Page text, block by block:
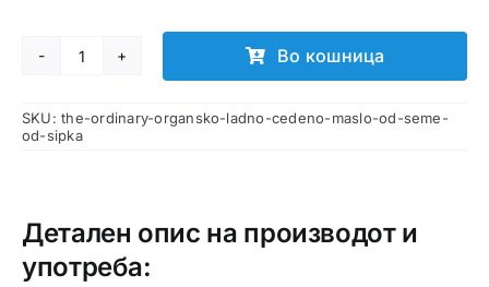
The
органско
од
семе
Во кошница
SKU:the-ordinary-organsko-ladno-cedeno-maslo-od-seme-
od-sipka
Детален опис на производот и
употреба: